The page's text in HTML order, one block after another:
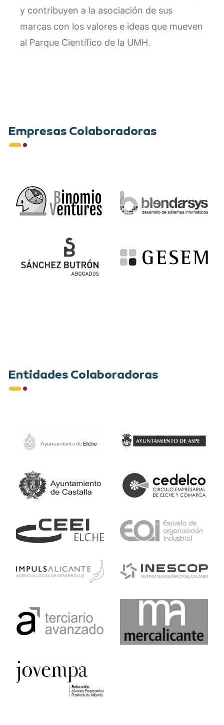
y contribuyen a la asociación de sus
marcas con los valores e ideas que mueven
al Parque Científico de la UMH.
Empresas Colaboradoras
Entidades Colaboradoras